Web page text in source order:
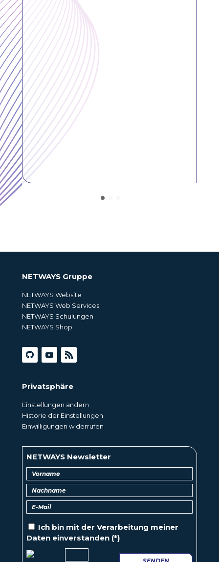
NETWAYS Gruppe
NETWAYS Website
NETWAYS Web Services
NETWAYS Schulungen
NETWAYS Shop
Privatsphäre
Einstellungen ändern
Historie der Einstellungen
Einwilligungen widerrufen
NETWAYS Newsletter
Ich bin mit der Verarbeitung meiner
Daten einverstanden (*)